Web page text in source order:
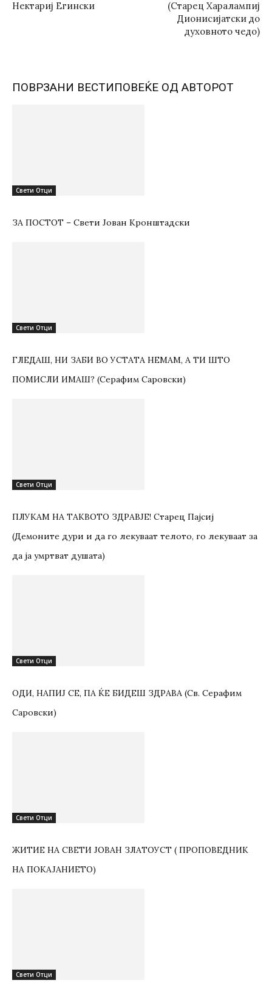
Нектариј Егински
(Старец Харалaмпиј
Дионисијатски до
духовното чедо)
ПОВРЗАНИ ВЕСТИПОВЕЌЕ ОД АВТОРОТ
Свети Отци
ЗА ПОСТОТ – Свети Јован Кронштадски
Свети Отци
ГЛЕДАШ, НИ ЗАБИ ВО УСТАТА НЕМАМ, А ТИ ШТО
ПОМИСЛИ ИМАШ? (Серафим Саровски)
Свети Отци
ПЛУКАМ НА ТАКВОТО ЗДРАВЈЕ! Старец Пајсиј
(Демоните дури и да го лекуваат телото, го лекуваат за
да ја умртват душата)
Свети Отци
ОДИ, НАПИЈ СЕ, ПА ЌЕ БИДЕШ ЗДРАВА (Св. Серафим
Саровски)
Свети Отци
ЖИТИЕ НА СВЕТИ ЈОВАН ЗЛАТОУСТ ( ПРОПОВЕДНИК
НА ПОКАЈАНИЕТО)
Свети Отци